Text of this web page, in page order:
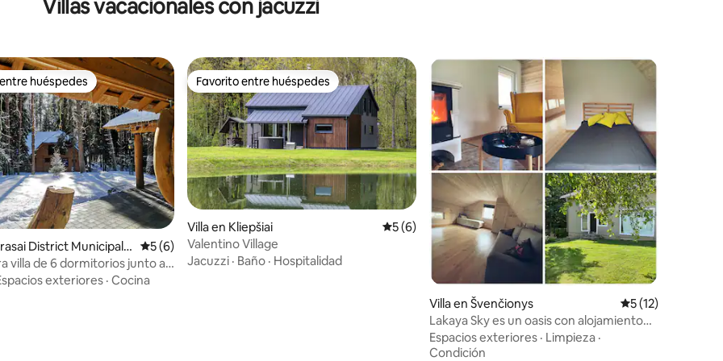
Villas vacacionales con jacuzzi
huéspedes
huéspedes
District Municipalit
Calificación promedio: 5 de 5, 6 reseñas
5 (6)
villa de 6 dormitorios junto al
exteriores · Cocina
Favorito entre huéspedes
Favorito entre huéspedes
Villa en Kliepšiai Calificación promedio: 5 de 5, 6 reseñas
5 (6)
Valentino Village
Jacuzzi · Baño · Hospitalidad
Villa en Švenčionys Calificación
5 (12)
Lakaya Sky es un oasis con alojamiento
moderno y relajación
Espacios exteriores · Limpieza ·
Condición